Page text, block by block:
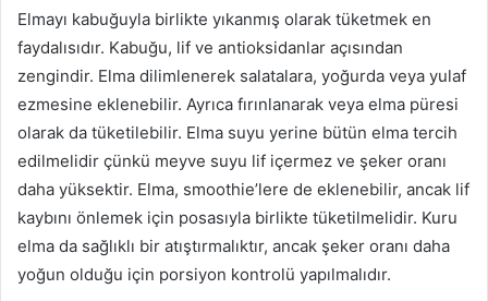
Elmayı kabuğuyla birlikte yıkanmış olarak tüketmek en
faydalısıdır. Kabuğu, lif ve antioksidanlar açısından
zengindir. Elma dilimlenerek salatalara, yoğurda veya yulaf
ezmesine eklenebilir. Ayrıca fırınlanarak veya elma püresi
olarak da tüketilebilir. Elma suyu yerine bütün elma tercih
edilmelidir çünkü meyve suyu lif içermez ve şeker oranı
daha yüksektir. Elma, smoothie’lere de eklenebilir, ancak lif
kaybını önlemek için posasıyla birlikte tüketilmelidir. Kuru
elma da sağlıklı bir atıştırmalıktır, ancak şeker oranı daha
yoğun olduğu için porsiyon kontrolü yapılmalıdır.